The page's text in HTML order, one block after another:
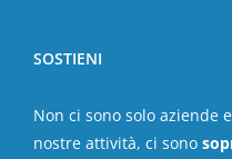
SOSTIENI
Non ci sono solo aziende
nostre attività, ci sono